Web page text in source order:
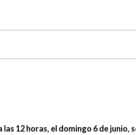
12 horas, el domingo 6 de junio,